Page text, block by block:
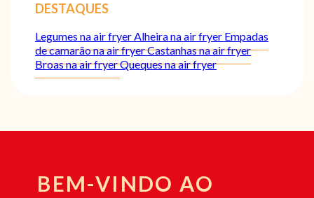
DESTAQUES
Legumes na air fryerAlheira na air fryer Empadas
de camarão na air fryerCastanhas na air fryer
Broas na air fryerQueques na air fryer
BEM-VINDO AO